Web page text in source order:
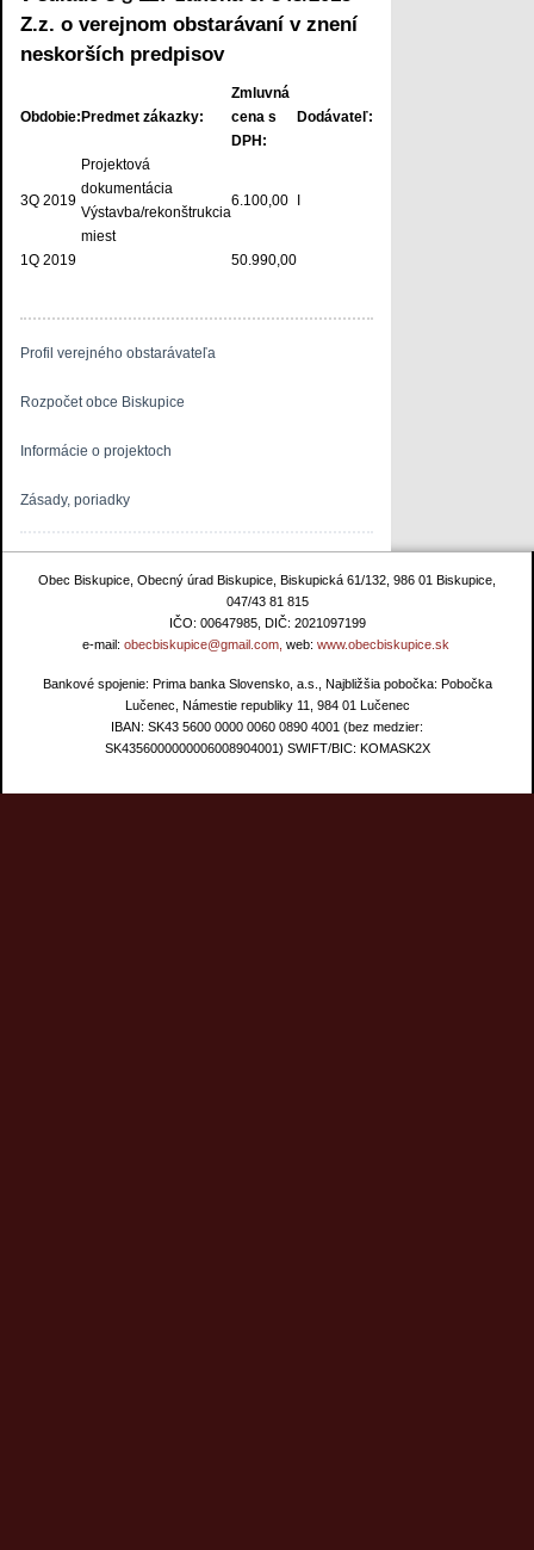
Z.z. o verejnom obstarávaní v znení
neskorších predpisov
Obdobie: Predmet zákazky:
Zmluvná
cena s
DPH:
Dodávateľ:
3Q 2019
Projektová
dokumentácia
Výstavba/rekonštrukcia
miest
6.100,00
1Q 2019 50.990,00
Profil verejného obstarávateľa
Rozpočet obce Biskupice
Informácie o projektoch
Zásady, poriadky
Obec Biskupice, Obecný úrad Biskupice, Biskupická 61/132, 986 01 Biskupice,
047/43 81 815
IČO: 00647985, DIČ: 2021097199
e-mail: obecbiskupice@gmail.com, web: www.obecbiskupice.sk
Bankové spojenie: Prima banka Slovensko, a.s., Najbližšia pobočka: Pobočka
Lučenec, Námestie republiky 11, 984 01 Lučenec
IBAN: SK43 5600 0000 0060 0890 4001 (bez medzier:
SK4356000000006008904001) SWIFT/BIC: KOMASK2X